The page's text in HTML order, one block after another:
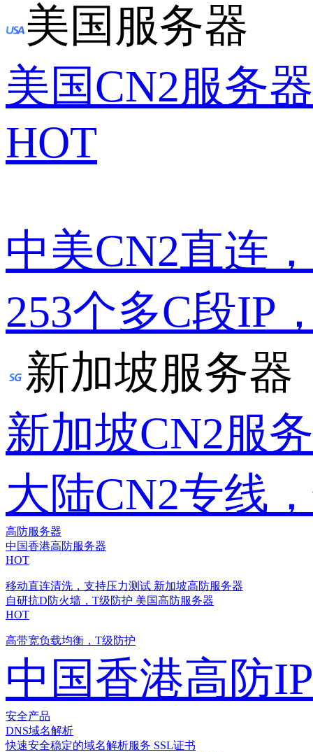
美国服务器
美国CN2服务器
HOT
中美CN2直连
253个多C段IP
新加坡服务器
新加坡CN2服
大陆CN2专线
高防服务器
中国香港高防服务器
HOT
移动直连清洗，支持压力测试 新加坡高防服务器
自研抗D防火墙，T级防护 美国高防服务器
HOT
高带宽负载均衡，T级防护
中国香港高防IP
安全产品
DNS域名解析
快速安全稳定的域名解析服务 SSL证书